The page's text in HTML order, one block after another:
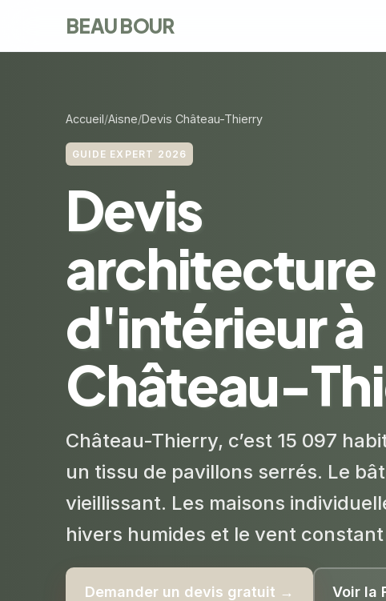
BEAU BOUR
Accueil Aisne Devis Château-Thierry
GUIDE EXPERT 2026
Devis
architecture
d'intérieur à
Château-
Château-Thierry, c’est 15 097
un tissu de pavillons serrés. Le
vieillissant. Les maisons
hivers humides et le vent
Demander un devis gratuit → Voir la